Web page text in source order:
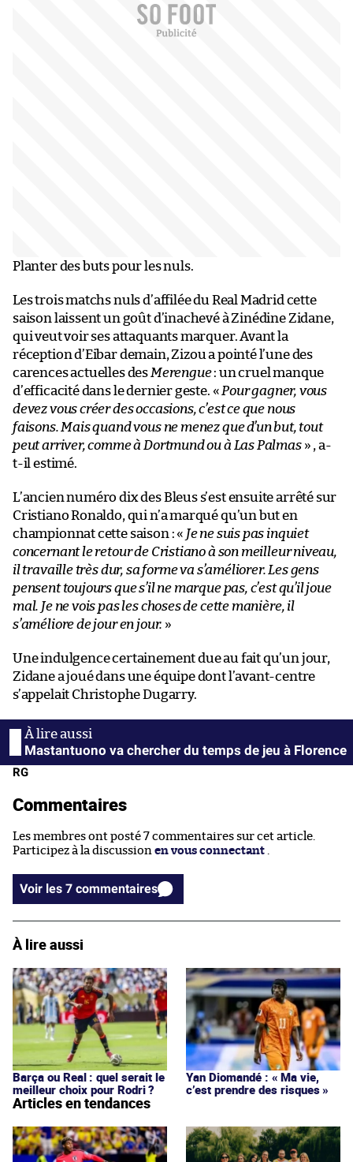
Planter des buts pour les nuls.
Les trois matchs nuls d’affilée du Real Madrid cette
saison laissent un goût d’inachevé à Zinédine Zidane,
qui veut voir ses attaquants marquer. Avant la
réception d’Eibar demain, Zizou a pointé l’une des
carences actuelles des Merengue: un cruel manque
d’efficacité dans le dernier geste. « Pour gagner, vous
devez vous créer des occasions, c’est ce que nous
faisons. Mais quand vous ne menez que d’un but, tout
peut arriver, comme à Dortmund ou à Las Palmas» , a-
t-il estimé.
L’ancien numéro dix des Bleus s’est ensuite arrêté sur
Cristiano Ronaldo, qui n’a marqué qu’un but en
championnat cette saison : « Je ne suis pas inquiet
concernant le retour de Cristiano à son meilleur niveau,
il travaille très dur, sa forme va s’améliorer. Les gens
pensent toujours que s’il ne marque pas, c’est qu’il joue
mal. Je ne vois pas les choses de cette manière, il
s’améliore de jour en jour. »
Une indulgence certainement due au fait qu’un jour,
Zidane a joué dans une équipe dont l’avant-centre
s’appelait Christophe Dugarry.
Mastantuono va chercher du temps de jeu à Florence
RG
Commentaires
Les membres ont posté 7 commentaires sur cet article.
Participez à la discussion en vous connectant
Voir les 7 commentaires
À lire aussi
Barça ou Real : quel serait le
meilleur choix pour Rodri ?
Yan Diomandé : « Ma vie,
c’est prendre des risques »
Articles en tendances